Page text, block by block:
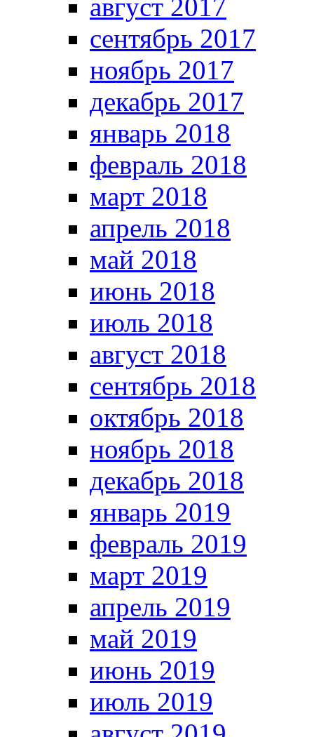
август 2017
сентябрь 2017
ноябрь 2017
декабрь 2017
январь 2018
февраль 2018
март 2018
апрель 2018
май 2018
июнь 2018
июль 2018
август 2018
сентябрь 2018
октябрь 2018
ноябрь 2018
декабрь 2018
январь 2019
февраль 2019
март 2019
апрель 2019
май 2019
июнь 2019
июль 2019